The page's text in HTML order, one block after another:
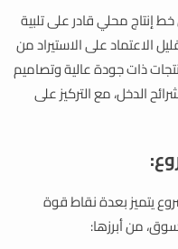
محلي قادر على تلبية
الاعتماد على الاستيراد من
ذات جودة عالية وتصاميم
الدخل، مع التركيز على
يتميز بعدة نقاط قوة
من أبرزها: